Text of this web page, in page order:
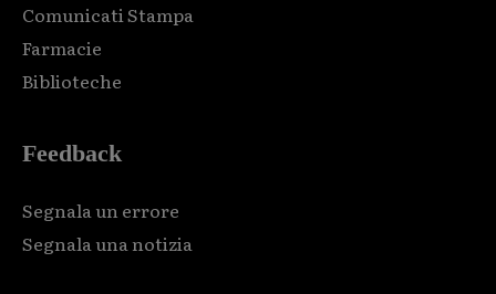
Comunicati Stampa
Farmacie
Biblioteche
Feedback
Segnala un errore
Segnala una notizia